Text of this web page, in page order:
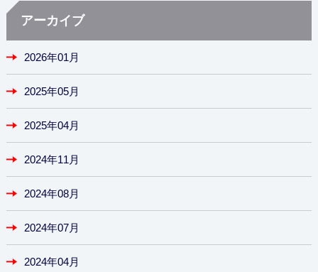
アーカイブ
2026年01月
2025年05月
2025年04月
2024年11月
2024年08月
2024年07月
2024年04月